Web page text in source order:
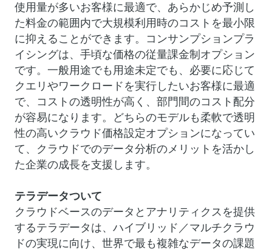
使用量が多いお客様に最適で、あらかじめ予測し
た料金の範囲内で大規模利用時のコストを最小限
に抑えることができます。コンサンプションプラ
イシングは、手頃な価格の従量課金制オプション
です。一般用途でも用途未定でも、必要に応じて
クエリやワークロードを実行したいお客様に最適
で、コストの透明性が高く、部門間のコスト配分
が容易になります。どちらのモデルも柔軟で透明
性の高いクラウド価格設定オプションになってい
て、クラウドでのデータ分析のメリットを活かし
た企業の成長を支援します。
テラデータついて
クラウドベースのデータとアナリティクスを提供
するテラデータは、ハイブリッド／マルチクラウ
ドの実現に向け、世界で最も複雑なデータの課題